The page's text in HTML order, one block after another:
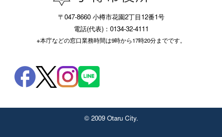
〒047-8660 小樽市花園2丁目12番1号
電話(代表)：0134-32-4111
※本庁などの窓口業務時間は9時から17時20分までです。
© 2009 Otaru City.